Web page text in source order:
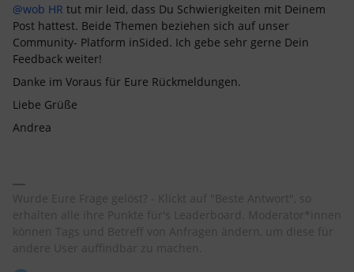
@wob HR tut mir leid, dass Du Schwierigkeiten mit Deinem
Post hattest. Beide Themen beziehen sich auf unser
Community- Platform inSided. Ich gebe sehr gerne Dein
Feedback weiter!
Danke im Voraus für Eure Rückmeldungen.
Liebe Grüße
Andrea
Wurde Eure Frage gelöst? - Klickt auf "Beste Antwort", so
erhalten alle ihre Punkte für's Leaderboard. Moderator*innen
können Tags und Betreff von Anfragen ändern, um diese für
andere User auffindbar zu machen.